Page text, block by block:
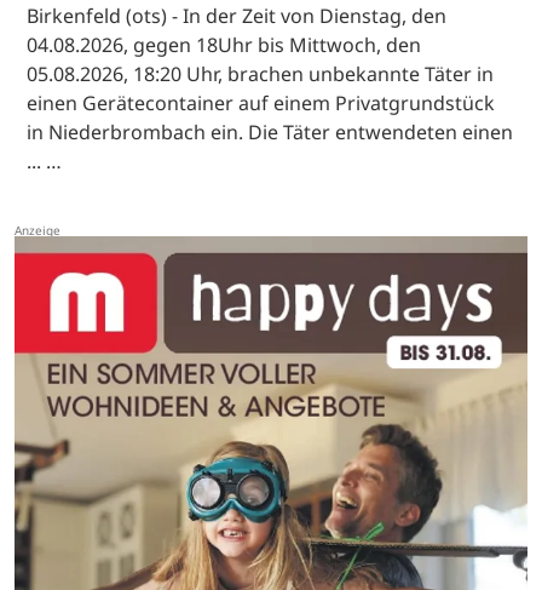
Birkenfeld (ots) - In der Zeit von Dienstag, den
04.08.2026, gegen 18Uhr bis Mittwoch, den
05.08.2026, 18:20 Uhr, brachen unbekannte Täter in
einen Gerätecontainer auf einem Privatgrundstück
in Niederbrombach ein. Die Täter entwendeten einen
... …